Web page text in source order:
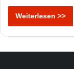
Weiterlesen >>